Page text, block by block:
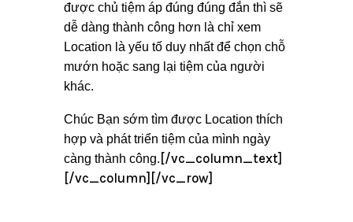
được chủ tiệm áp đúng đúng đắn thì sẽ
dễ dàng thành công hơn là chỉ xem
Location là yếu tố duy nhất để chọn chỗ
mướn hoặc sang lại tiệm của người
khác.
Chúc Bạn sớm tìm được Location thích
hợp và phát triển tiệm của mình ngày
càng thành công. [/vc_column_text]
[/vc_column][/vc_row]